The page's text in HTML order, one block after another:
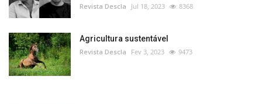
Revista Descla Jul 18, 2023 8368
Agricultura sustentável
Revista Descla Fev 3, 2023 9473